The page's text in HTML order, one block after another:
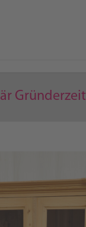
Gründerzeit